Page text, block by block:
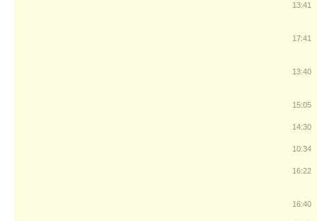
13:41
17:41
13:40
15:05
14:30
10:34
16:22
16:40